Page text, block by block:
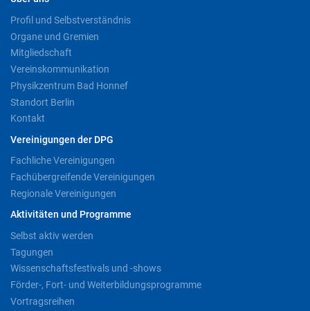
Profil und Selbstverständnis
Organe und Gremien
Mitgliedschaft
Vereinskommunikation
Physikzentrum Bad Honnef
Standort Berlin
Kontakt
Vereinigungen der DPG
Fachliche Vereinigungen
Fachübergreifende Vereinigungen
Regionale Vereinigungen
Aktivitäten und Programme
Selbst aktiv werden
Tagungen
Wissenschaftsfestivals und -shows
Förder-, Fort- und Weiterbildungsprogramme
Vortragsreihen